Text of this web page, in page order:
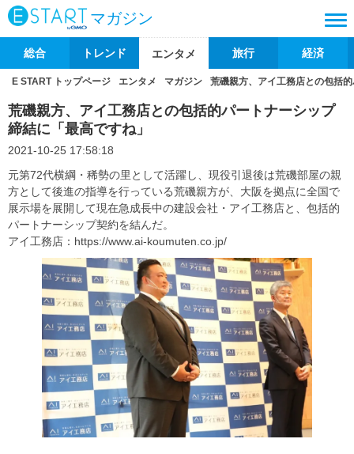
マガジン
総合 トレンド エンタメ 旅行 経済
E START トップページ エンタメ マガジン 荒磯親方、アイ工務店との包括
荒磯親方、アイ工務店との包括的パートナーシップ
締結に「最高ですね」
2021-10-25 17:58:18
元第72代横綱・稀勢の里として活躍し、現役引退後は荒磯部屋の親
方として後進の指導を行っている荒磯親方が、大阪を拠点に全国で
展示場を展開して現在急成長中の建設会社・アイ工務店と、包括的
パートナーシップ契約を結んだ。
アイ工務店：https://www.ai-koumuten.co.jp/